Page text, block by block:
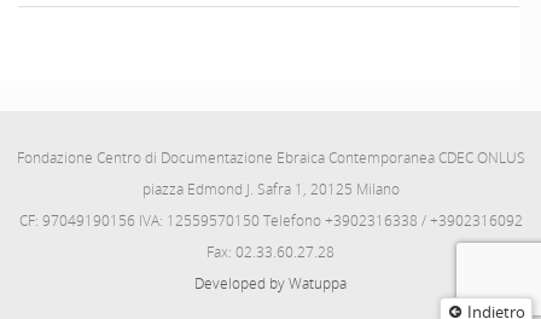
Indietro
Fondazione Centro di Documentazione Ebraica Contemporanea CDEC ONLUS
piazza Edmond J. Safra 1, 20125 Milano
CF: 97049190156 IVA: 12559570150 Telefono +3902316338 / +3902316092
Fax: 02.33.60.27.28
Developed by Watuppa